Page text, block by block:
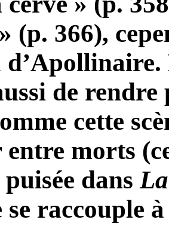
(p. 366),
de rendre
cette
entre morts
dans
se raccouple